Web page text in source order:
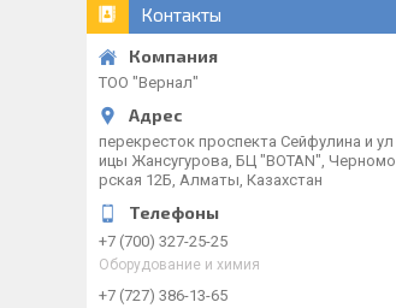
Контакты
ТОО "Вернал"
перекресток проспекта Сейфулина и ул
ицы Жансугурова, БЦ "BOTAN", Черномо
рская 12Б, Алматы, Казахстан
+7 (700) 327-25-25
Оборудование и химия
+7 (727) 386-13-65